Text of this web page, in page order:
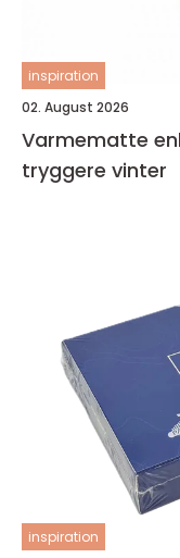
inspiration
02. August 2026
Varmematte enkel vei til isfri drift og
tryggere vinter
inspiration